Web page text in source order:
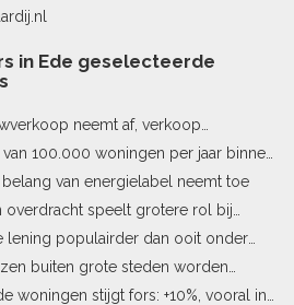
in Ede geselecteerde
neemt af, verkoop
100.000 woningen per jaar binnen
belang van energielabel neemt toe
overdracht speelt grotere rol bij
lening populairder dan ooit onder
buiten grote steden worden
woningen stijgt fors: +10%, vooral in